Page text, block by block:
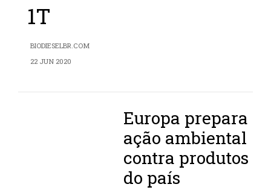
1T
BIODIESELBR.COM
22 JUN 2020
Europa prepara
ação ambiental
contra produtos
do país